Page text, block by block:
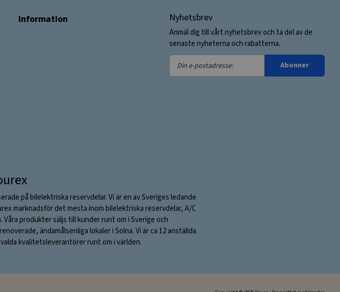
Information Nyhetsbrev
Anmäl dig till vårt nyhetsbrev och ta del av de
senaste nyheterna och rabatterna.
Din
e-
Abonner
på bilelektriska reservdelar. Vi är en av Sveriges ledande
marknadsför det mesta inom bilelektriska reservdelar, A/C
produkter säljs till kunder runt om i Sverige och
ändamålsenliga lokaler i Solna. Vi är ca 12 anställda
kvalitetsleverantörer runt om i världen.